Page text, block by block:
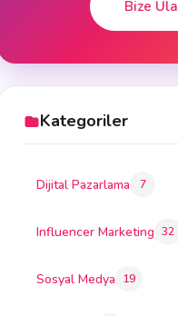
Bize
Kategoriler
Dijital Pazarlama 7
Influencer Marketing 32
Sosyal Medya 19